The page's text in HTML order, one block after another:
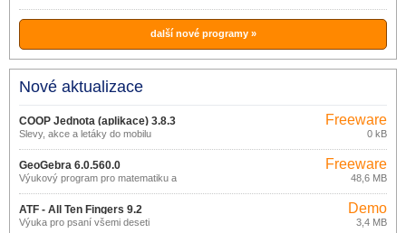
další nové programy »
Nové aktualizace
COOP Jednota (aplikace) 3.8.3
Slevy, akce a letáky do mobilu
Freeware
0 kB
GeoGebra 6.0.560.0
Výukový program pro matematiku a
Freeware
48,6 MB
ATF - All Ten Fingers 9.2
Výuka pro psaní všemi deseti
Demo
3,4 MB